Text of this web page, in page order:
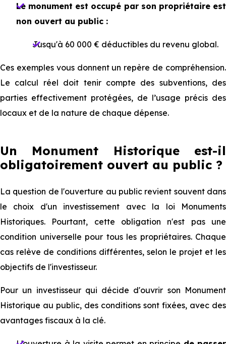
Le monument est occupé par son propriétaire est
non ouvert au public :
Jusqu'à 60 000 € déductibles du revenu global.
Ces exemples vous donnent un repère de compréhension.
Le calcul réel doit tenir compte des subventions, des
parties effectivement protégées, de l’usage précis des
locaux et de la nature de chaque dépense.
Un Monument Historique est-il
obligatoirement ouvert au public ?
La question de l'ouverture au public revient souvent dans
le choix d'un investissement avec la loi Monuments
Historiques. Pourtant, cette obligation n'est pas une
condition universelle pour tous les propriétaires. Chaque
cas relève de conditions différentes, selon le projet et les
objectifs de l'investisseur.
Pour un investisseur qui décide d'ouvrir son Monument
Historique au public, des conditions sont fixées, avec des
avantages fiscaux à la clé.